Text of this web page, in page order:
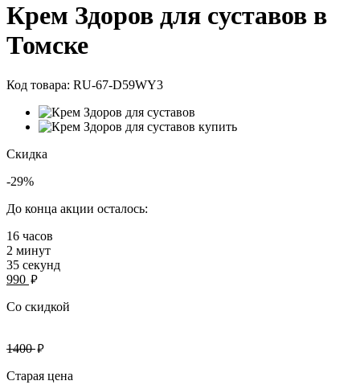
Крем Здоров для суставов в
Томске
Код товара: RU-67-D59WY3
Скидка
-29%
До конца акции осталось:
16 часов
2 минут
35 секунд
990 руб.
Со скидкой
1400руб.
Старая цена